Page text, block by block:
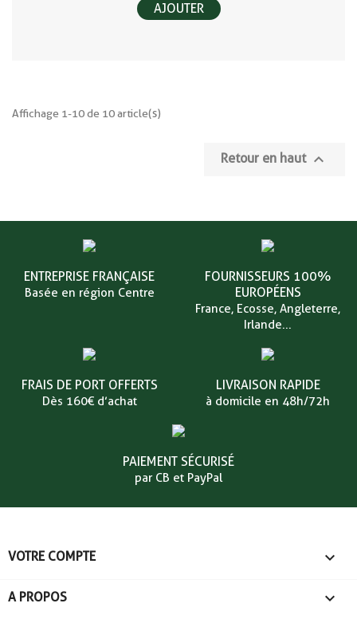
AJOUTER
Affichage 1-10 de 10 article(s)
Retour en haut 
ENTREPRISE FRANÇAISE
Basée en région Centre
FOURNISSEURS 100%
EUROPÉENS
France, Ecosse, Angleterre,
Irlande...
FRAIS DE PORT OFFERTS
Dès 160€ d’achat
LIVRAISON RAPIDE
à domicile en 48h/72h
PAIEMENT SÉCURISÉ
par CB et PayPal
VOTRE COMPTE 
A PROPOS 